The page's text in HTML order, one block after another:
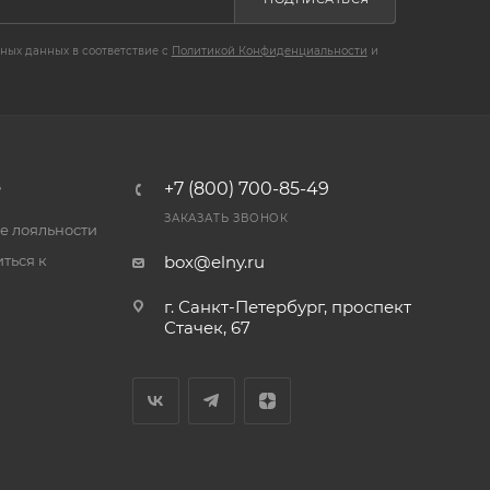
данных в соответствие с Политикой Конфиденциальности и
лояльности
к
+7 (800) 700-85-49
ЗАКАЗАТЬ ЗВОНОК
box@elny.ru
г. Санкт-Петербург, проспект
Стачек, 67